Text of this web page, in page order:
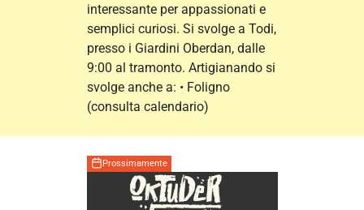
interessante per appassionati e
semplici curiosi. Si svolge a Todi,
presso i Giardini Oberdan, dalle
9:00 al tramonto. Artigianando si
svolge anche a: • Foligno
(consulta calendario)
Prossimamente